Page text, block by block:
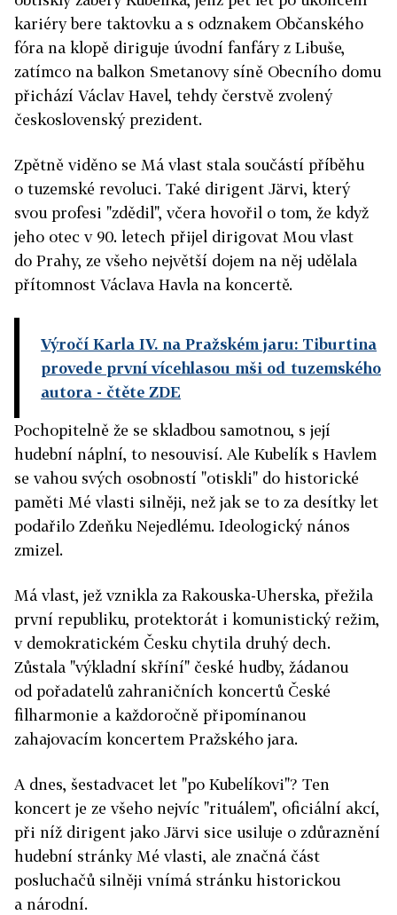
kariéry bere taktovku a s odznakem Občanského
fóra na klopě diriguje úvodní fanfáry z Libuše,
zatímco na balkon Smetanovy síně Obecního domu
přichází Václav Havel, tehdy čerstvě zvolený
československý prezident.
Zpětně viděno se Má vlast stala součástí příběhu
o tuzemské revoluci. Také dirigent Järvi, který
svou profesi "zdědil", včera hovořil o tom, že když
jeho otec v 90. letech přijel dirigovat Mou vlast
do Prahy, ze všeho největší dojem na něj udělala
přítomnost Václava Havla na koncertě.
Výročí Karla IV. na Pražském jaru: Tiburtina
provede první vícehlasou mši od tuzemského
autora - čtěte ZDE
Pochopitelně že se skladbou samotnou, s její
hudební náplní, to nesouvisí. Ale Kubelík s Havlem
se vahou svých osobností "otiskli" do historické
paměti Mé vlasti silněji, než jak se to za desítky let
podařilo Zdeňku Nejedlému. Ideologický nános
zmizel.
Má vlast, jež vznikla za Rakouska-Uherska, přežila
první republiku, protektorát i komunistický režim,
v demokratickém Česku chytila druhý dech.
Zůstala "výkladní skříní" české hudby, žádanou
od pořadatelů zahraničních koncertů České
filharmonie a každoročně připomínanou
zahajovacím koncertem Pražského jara.
A dnes, šestadvacet let "po Kubelíkovi"? Ten
koncert je ze všeho nejvíc "rituálem", oficiální akcí,
při níž dirigent jako Järvi sice usiluje o zdůraznění
hudební stránky Mé vlasti, ale značná část
posluchačů silněji vnímá stránku historickou
a národní.